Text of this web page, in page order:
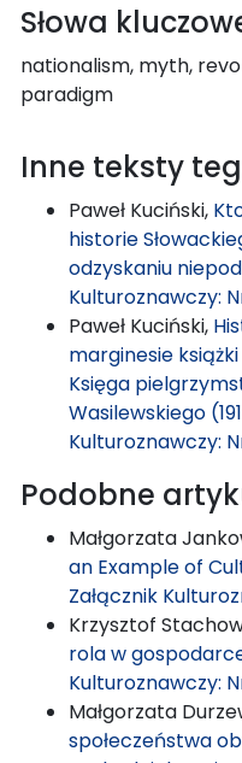
Słowa
nationalism, myth,
paradigm
Inne teksty
Paweł Kuciński,
historie
odzyskaniu
Kulturoznawczy:
Paweł Kuciński,
marginesie
Księga
Wasilewskiego
Kulturoznawczy:
Podobne
Małgorzata
an Example of
Załącznik
Krzysztof
rola w
Kulturoznawczy:
Małgorzata
społeczeństwa